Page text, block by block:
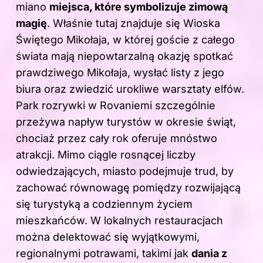
miano miejsca, które symbolizuje zimową
magię. Właśnie tutaj znajduje się Wioska
Świętego Mikołaja, w której goście z całego
świata mają niepowtarzalną okazję spotkać
prawdziwego Mikołaja, wysłać listy z jego
biura oraz zwiedzić urokliwe warsztaty elfów.
Park rozrywki w Rovaniemi szczególnie
przeżywa napływ turystów w okresie świąt,
chociaż przez cały rok oferuje mnóstwo
atrakcji. Mimo ciągle rosnącej liczby
odwiedzających, miasto podejmuje trud, by
zachować równowagę pomiędzy rozwijającą
się turystyką a codziennym życiem
mieszkańców. W lokalnych restauracjach
można delektować się wyjątkowymi,
regionalnymi potrawami, takimi jak dania z